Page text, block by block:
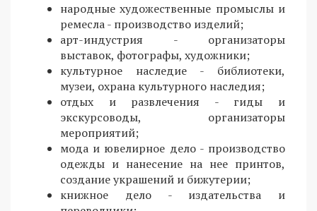
народные художественные промыслы и
ремесла - производство изделий;
арт-индустрия - организаторы
выставок, фотографы, художники;
культурное наследие - библиотеки,
музеи, охрана культурного наследия;
отдых и развлечения - гиды и
экскурсоводы, организаторы
мероприятий;
мода и ювелирное дело - производство
одежды и нанесение на нее принтов,
создание украшений и бижутерии;
книжное дело - издательства и